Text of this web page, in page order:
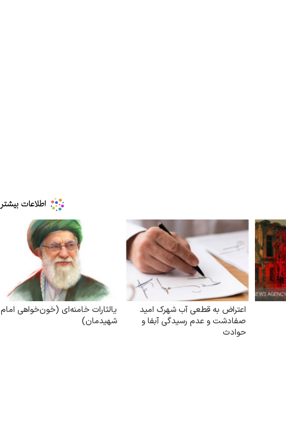
اعتراض به قطعی آب شهرک امید
صفادشت و عدم رسیدگی آبفا و
حوادث
یالثارات خامنه‌ای (خون‌خواهی امام
شهیدمان)